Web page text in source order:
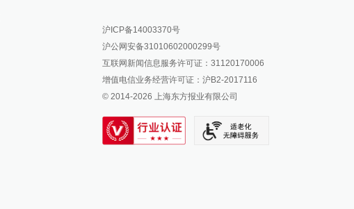
澎湃新闻公众号
澎湃新闻抖音号
派生万物开放平台
IP SHANGHAI
SIXTH TONE
报料邮箱: news@thepaper.cn
沪ICP备14003370号
沪公网安备31010602000299号
互联网新闻信息服务许可证：31120170006
增值电信业务经营许可证：沪B2-2017116
© 2014-2026 上海东方报业有限公司